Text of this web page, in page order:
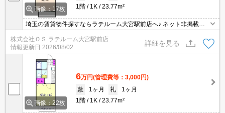
画像：17枚
1階
1K 23.77m²
埼玉の賃貸物件探すならラテルーム大宮駅前店へ♪ ネット非掲載物
件多数ございます！ 【入居審査不安な方】【初期安物件】【クレジ
ット決済可】ご相談ください！！ ※仲介手数料無料 『ご来店初めて
のお客様・当物件を契約に限る』
株式会社ＯＳ ラテルーム大宮駅前店
情報更新日 2026/08/02
詳細を見る
画像：22枚
6万円(管理費等：3,000円)
敷
1ヶ月 礼
1ヶ月
1階
1K 23.77m²